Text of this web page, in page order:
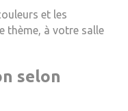
et les
thème, à votre salle
selon